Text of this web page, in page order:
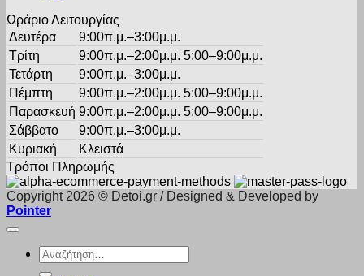
Ωράριο Λειτουργίας
Δευτέρα
9:00π.μ.–3:00μ.μ.
Τρίτη
9:00π.μ.–2:00μ.μ. 5:00–9:00μ.μ.
Τετάρτη
9:00π.μ.–3:00μ.μ.
Πέμπτη
9:00π.μ.–2:00μ.μ. 5:00–9:00μ.μ.
Παρασκευή 9:00π.μ.–2:00μ.μ. 5:00–9:00μ.μ.
Σάββατο
9:00π.μ.–3:00μ.μ.
Κυριακή
Κλειστά
Τρόποι Πληρωμής
Copyright 2026 © Detoi.gr / Designed & Developed by
Pointer
Αναζήτηση
για: